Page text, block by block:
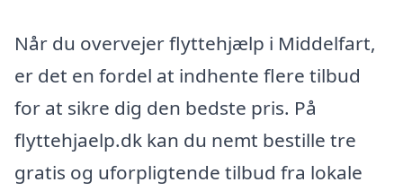
Når du overvejer flyttehjælp i Middelfart,
er det en fordel at indhente flere tilbud
for at sikre dig den bedste pris. På
flyttehjaelp.dk kan du nemt bestille tre
gratis og uforpligtende tilbud fra lokale